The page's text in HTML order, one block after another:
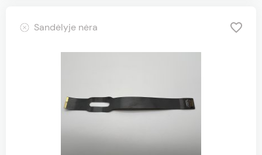
Sandėlyje nėra